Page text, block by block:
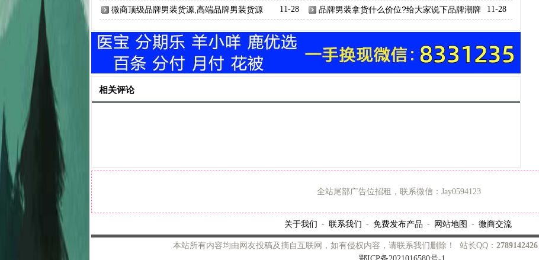
批发工厂 11-28
微商顶级品牌男装货源,高端品牌男装货源 11-28
品牌男装拿货什么价位?给大家说下品牌潮牌
相关评论
全站尾部广告位招租，联系微信：Jay0594123
关于我们 - 联系我们 - 免费发布产品 - 网站地图 - 微商交流
本站所有内容均由网友投稿及摘自互联网，如有侵权内容，请联系我们删除！ 站长QQ： 2789142426